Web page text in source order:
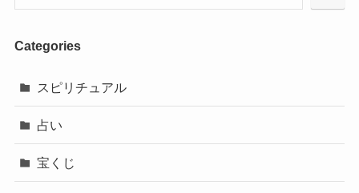
Categories
スピリチュアル
占い
宝くじ